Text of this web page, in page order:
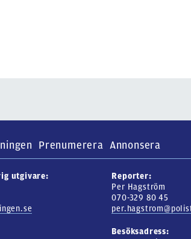
Prenumerera Annonsera
utgivare:
Reporter:
Per Hagström
070-329 80 45
Besöksadress: